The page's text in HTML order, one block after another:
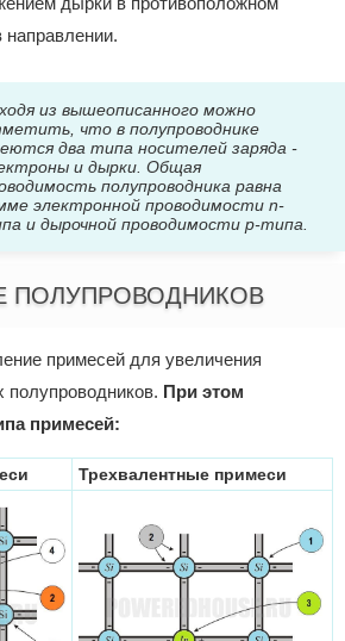
направлении.
из вышеописанного можно
что в полупроводнике
два типа носителей заряда -
и дырки. Общая
полупроводника равна
электронной проводимости n-
и дырочной проводимости p-типа.
ПОЛУПРОВОДНИКОВ
примесей для увеличения
полупроводников. При этом
примесей:
Трехвалентные примеси